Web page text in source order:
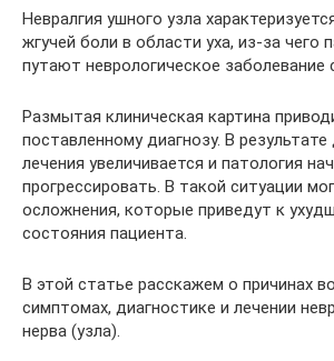
Невралгия ушного узла
жгучей боли в области уха, из-за чего
путают неврологическое заболевание
Размытая клиническая картина
поставленному диагнозу. В
лечения увеличивается и патология
прогрессировать. В такой ситуации
осложнения, которые приведут к
состояния пациента.
В этой статье расскажем о причинах
симптомах, диагностике и лечении
нерва (узла).